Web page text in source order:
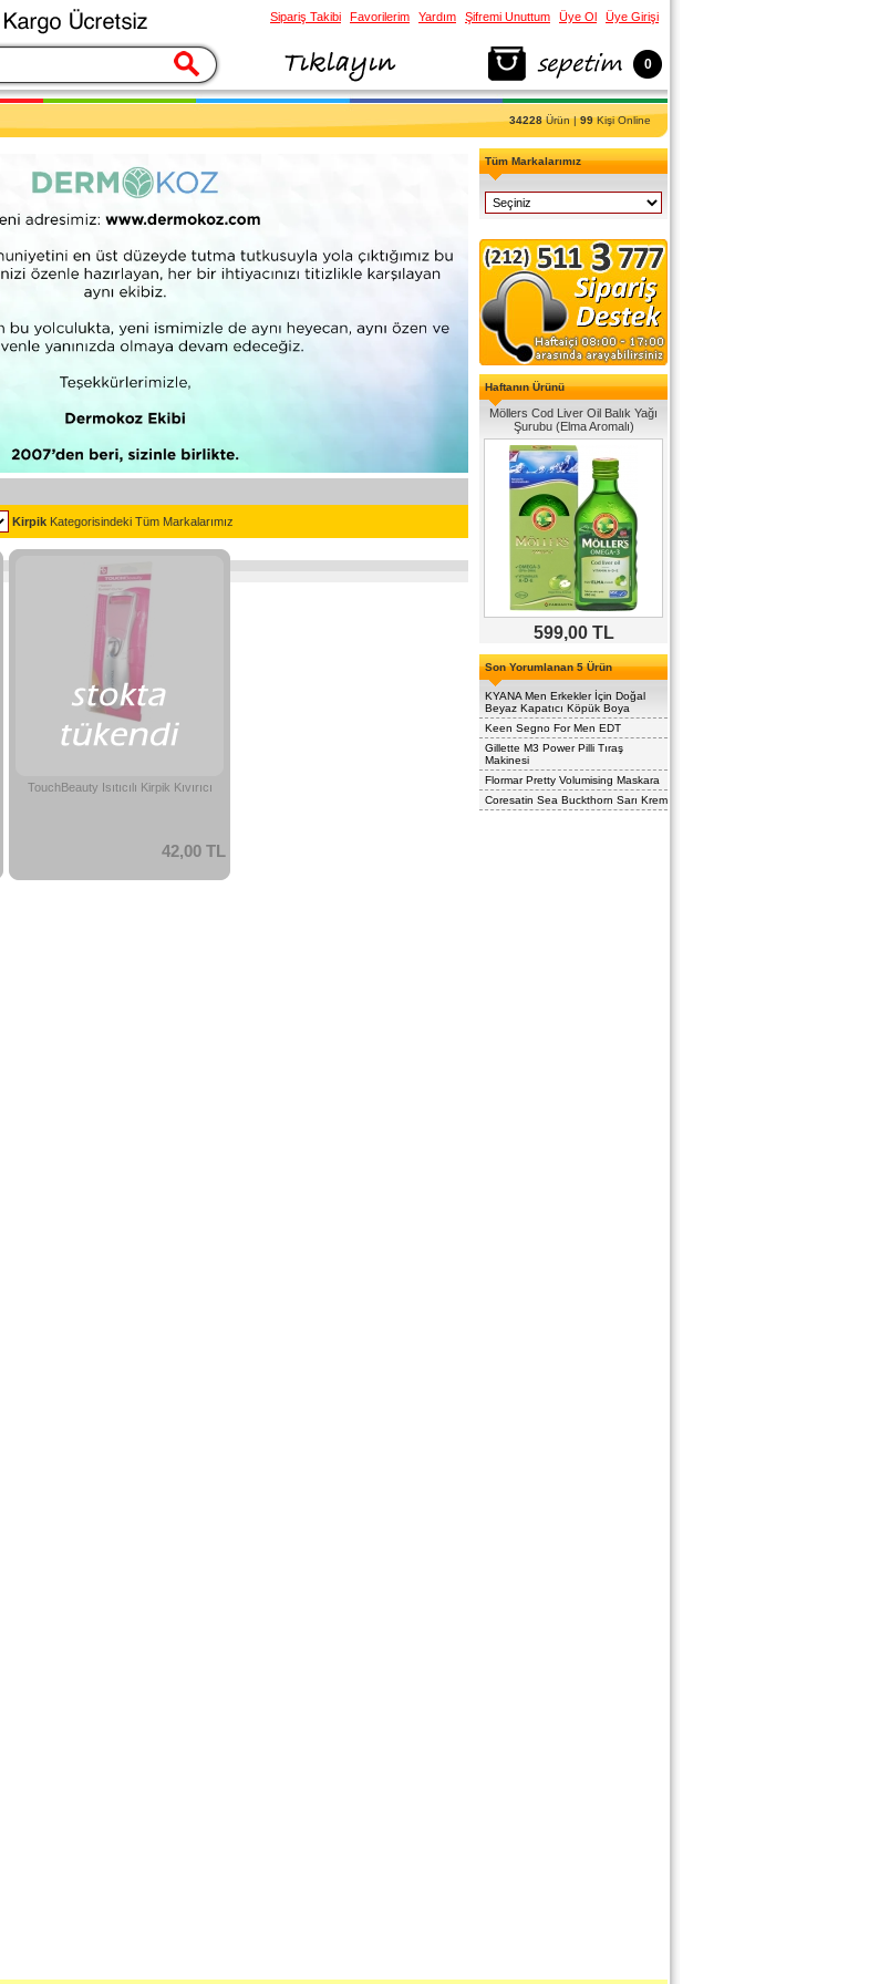
34228Ürün |99Kişi Online
Kirpik Kategorisindeki Tüm Markalarımız
TouchBeauty Isıtıcılı Kirpik Kıvırıcı
42,00 TL
Tüm Markalarımız
Haftanın Ürünü
Möllers Cod Liver Oil Balık Yağı
Şurubu (Elma Aromalı)
599,00 TL
Son Yorumlanan 5 Ürün
KYANA Men Erkekler İçin Doğal
Beyaz Kapatıcı Köpük Boya
Keen Segno For Men EDT
Gillette M3 Power Pilli Tıraş
Makinesi
Flormar Pretty Volumising Maskara
Coresatin Sea Buckthorn Sarı Krem
Sipariş Takibi Favorilerim Yardım Şifremi Unuttum Üye Ol Üye Girişi
0